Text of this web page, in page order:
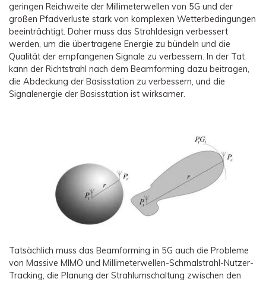
geringen Reichweite der Millimeterwellen von 5G und der
großen Pfadverluste stark von komplexen Wetterbedingungen
beeinträchtigt. Daher muss das Strahldesign verbessert
werden, um die übertragene Energie zu bündeln und die
Qualität der empfangenen Signale zu verbessern. In der Tat
kann der Richtstrahl nach dem Beamforming dazu beitragen,
die Abdeckung der Basisstation zu verbessern, und die
Signalenergie der Basisstation ist wirksamer.
Tatsächlich muss das Beamforming in 5G auch die Probleme
von Massive MIMO und Millimeterwellen-Schmalstrahl-Nutzer-
Tracking, die Planung der Strahlumschaltung zwischen den